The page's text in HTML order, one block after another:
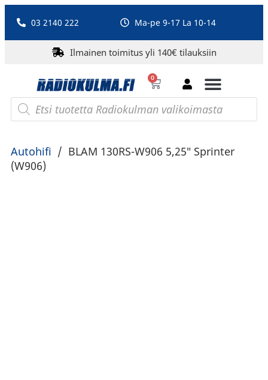
03 2140 222 Ma-pe 9-17 La 10-14
Ilmainen toimitus yli 140€ tilauksiin
0
Autohifi / BLAM 130RS-W906 5,25″ Sprinter
(W906)